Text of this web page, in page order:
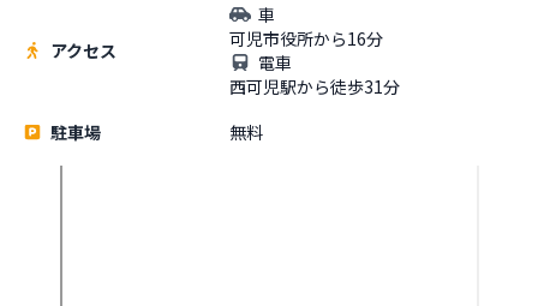
アクセス
車
可児市役所から16分
電車
西可児駅から徒歩31分
駐車場
無料